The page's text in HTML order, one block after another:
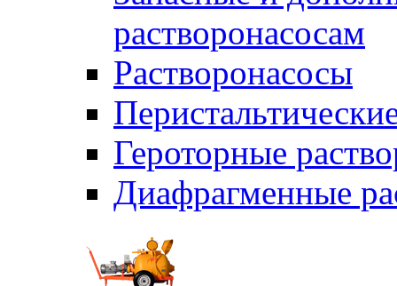
растворонасосам
Растворонасосы
Героторные
Диафрагменные